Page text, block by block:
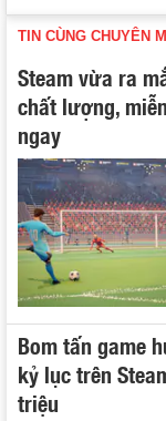
TIN CÙNG CHUYÊN
Steam vừa ra
chất lượng,
ngay
Bom tấn game
kỷ lục trên
triệu